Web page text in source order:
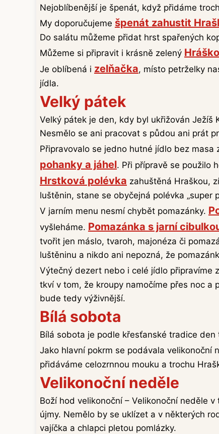
Nejoblíbenější je špenát, když přidáme
My doporučujeme špenát zahustit
Do salátu můžeme přidat hrst spařených
Můžeme si připravit i krásně zelený
Je oblíbená i zelňačka, místo petrželky
jídla.
Velký pátek
Velký pátek je den, kdy byl ukřižován
Nesmělo se ani pracovat s půdou ani prát
Připravovalo se jedno hutné jídlo bez
pohanky a jáhel. Při přípravě se použilo
Hrstková polévka zahuštěná Hraškou,
luštěnin, stane se obyčejná polévka „super
V jarním menu nesmí chybět pomazánky.
vyšleháme. Pomazánka s jarní
tvořit jen máslo, tvaroh, majonéza či
luštěninu a nikdo ani nepozná, že
Výtečný dezert nebo i celé jídlo připravíme
tkví v tom, že kroupy namočíme přes noc a
bude tedy výživnější.
Bílá sobota
Bílá sobota je podle křesťanské tradice
Jako hlavní pokrm se podávala velikonoční
přidáváme celozrnnou mouku a trochu
Velikonoční neděle
Boží hod velikonoční – Velikonoční neděle
újmy. Nemělo by se uklízet a v některých
vajíčka a chlapci pletou pomlázky.